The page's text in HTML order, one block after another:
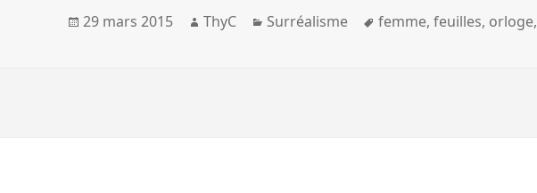
Publié
29 mars 2015 Auteur
ThyC Catégories
Surréalisme
Mots-
femme,feuilles, orloge,